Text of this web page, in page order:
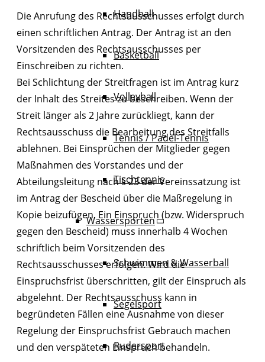
Handball
Basketball
Volleyball
Tennis / Padel-Tennis
Tischtennis
Wassersporten
Schwimmen & Wasserball
Segelsport
Rudersport
Die Anrufung des Rechtsausschusses erfolgt durch
einen schriftlichen Antrag. Der Antrag ist an den
Vorsitzenden des Rechtsausschusses per
Einschreiben zu richten.
Bei Schlichtung der Streitfragen ist im Antrag kurz
der Inhalt des Streites zu beschreiben. Wenn der
Streit länger als 2 Jahre zurückliegt, kann der
Rechtsausschuss die Bearbeitung des Streitfalls
ablehnen. Bei Einsprüchen der Mitglieder gegen
Maßnahmen des Vorstandes und der
Abteilungsleitung nach § 23 der Vereinssatzung ist
im Antrag der Bescheid über die Maßregelung in
Kopie beizufügen. Ein Einspruch (bzw. Widerspruch
gegen den Bescheid) muss innerhalb 4 Wochen
schriftlich beim Vorsitzenden des
Rechtsausschusses erfolgen. Wird die
Einspruchsfrist überschritten, gilt der Einspruch als
abgelehnt. Der Rechtsausschuss kann in
begründeten Fällen eine Ausnahme von dieser
Regelung der Einspruchsfrist Gebrauch machen
und den verspäteten Einspruch behandeln.